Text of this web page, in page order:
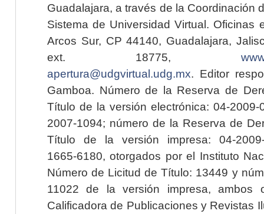
Guadalajara, a través de la Coordinación
Sistema de Universidad Virtual. Oficinas
Arcos Sur, CP 44140, Guadalajara,
ext. 18775,
apertura@udgvirtual.udg.mx. Editor
Gamboa. Número de la Reserva de
Título de la versión electrónica: 04-2009-
2007-1094; número de la Reserva de
Título de la versión impresa: 04-2009-
1665-6180, otorgados por el Instituto
Número de Licitud de Título: 13449 y
11022 de la versión impresa, ambos
Calificadora de Publicaciones y Revistas